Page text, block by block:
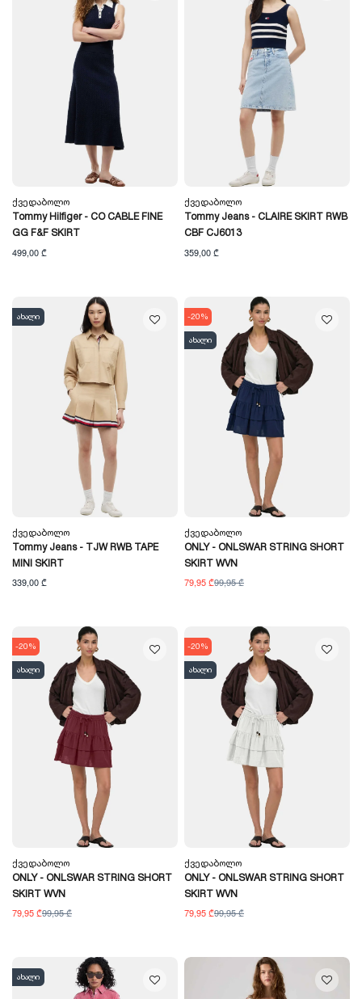
Ქვედაბოლო
Tommy Hilfiger - CO CABLE FINE
GG F&F SKIRT
499,00 ₾
Ქვედაბოლო
Tommy Jeans - CLAIRE SKIRT RWB
CBF CJ6013
359,00 ₾
ახალი
Ქვედაბოლო
Tommy Jeans - TJW RWB TAPE
MINI SKIRT
339,00 ₾
-20%
ახალი
Ქვედაბოლო
ONLY - ONLSWAR STRING SHORT
SKIRT WVN
79,95 ₾99,95 ₾
-20%
ახალი
Ქვედაბოლო
ONLY - ONLSWAR STRING SHORT
SKIRT WVN
79,95 ₾99,95 ₾
-20%
ახალი
Ქვედაბოლო
ONLY - ONLSWAR STRING SHORT
SKIRT WVN
79,95 ₾99,95 ₾
ახალი